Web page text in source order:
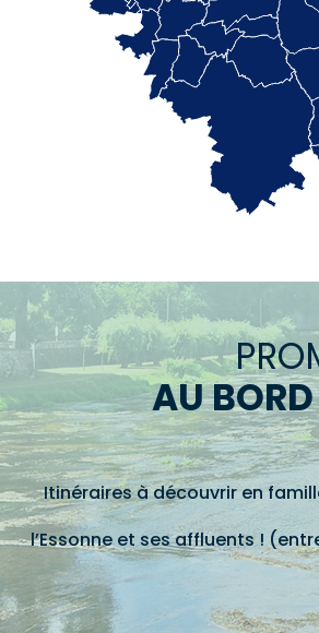
AU
Itinéraires à découvrir en
l’Essonne et ses affluents !